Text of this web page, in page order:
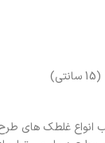
به ابعاد 6 اینچ مناسب انواع